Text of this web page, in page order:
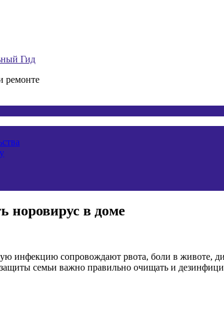
Гид
ремонте
норовирус в доме
инфекцию сопровождают рвота, боли в животе,
семьи важно правильно очищать и